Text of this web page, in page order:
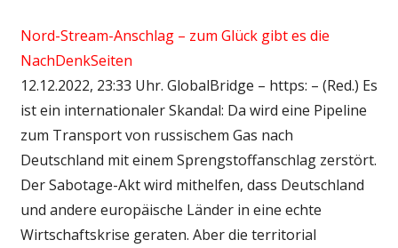
Nord-Stream-Anschlag – zum Glück gibt es die
NachDenkSeiten
12.12.2022, 23:33 Uhr. GlobalBridge – https: – (Red.) Es
ist ein internationaler Skandal: Da wird eine Pipeline
zum Transport von russischem Gas nach
Deutschland mit einem Sprengstoffanschlag zerstört.
Der Sabotage-Akt wird mithelfen, dass Deutschland
und andere europäische Länder in eine echte
Wirtschaftskrise geraten. Aber die territorial